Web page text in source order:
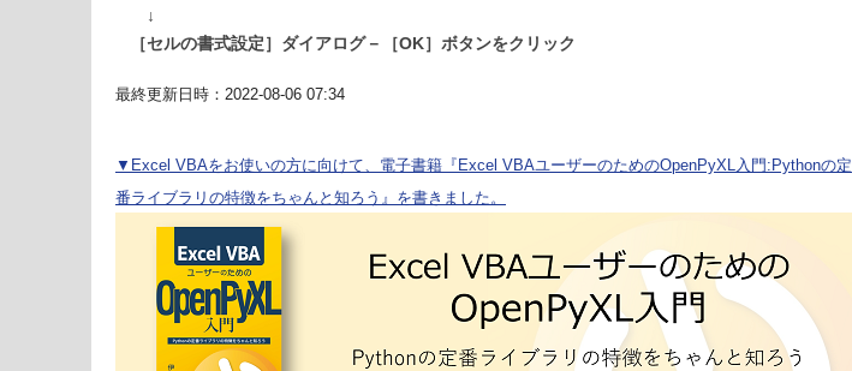
↓
［セルの書式設定］ダイアログ－［OK］ボタンをクリック
最終更新日時：2022-08-06 07:34
▼Excel VBAをお使いの方に向けて、電子書籍『Excel VBAユーザーのためのOpenPyXL入門:Pythonの定
番ライブラリの特徴をちゃんと知ろう』を書きました。